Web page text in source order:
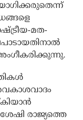
മത-
രാജ്യത്തെ